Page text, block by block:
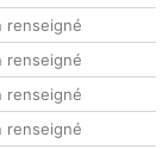
renseigné
renseigné
renseigné
renseigné